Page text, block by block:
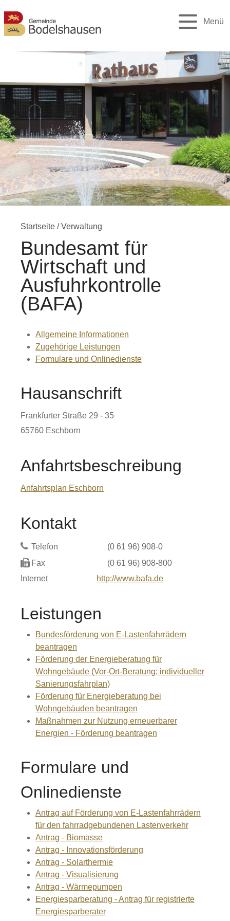
Menü
Startseite /Verwaltung
Bundesamt für
Wirtschaft und
Ausfuhrkontrolle
(BAFA)
Allgemeine Informationen
Zugehörige Leistungen
Formulare und Onlinedienste
Hausanschrift
Frankfurter Straße 29 - 35
65760 Eschborn
Anfahrtsbeschreibung
Anfahrtsplan Eschborn
Kontakt
Telefon (0 61 96) 908-0
Fax
(0 61 96) 908-800
Internet
http://www.bafa.de
Leistungen
Bundesförderung von E-Lastenfahrrädern
beantragen
Förderung der Energieberatung für
Wohngebäude (Vor-Ort-Beratung; individueller
Sanierungsfahrplan)
Förderung für Energieberatung bei
Wohngebäuden beantragen
Maßnahmen zur Nutzung erneuerbarer
Energien - Förderung beantragen
Formulare und
Onlinedienste
Antrag auf Förderung von E-Lastenfahrrädern
für den fahrradgebundenen Lastenverkehr
Antrag - Biomasse
Antrag - Innovationsförderung
Antrag - Solarthermie
Antrag - Visualisierung
Antrag - Wärmepumpen
Energiesparberatung - Antrag für registrierte
Energiesparberater